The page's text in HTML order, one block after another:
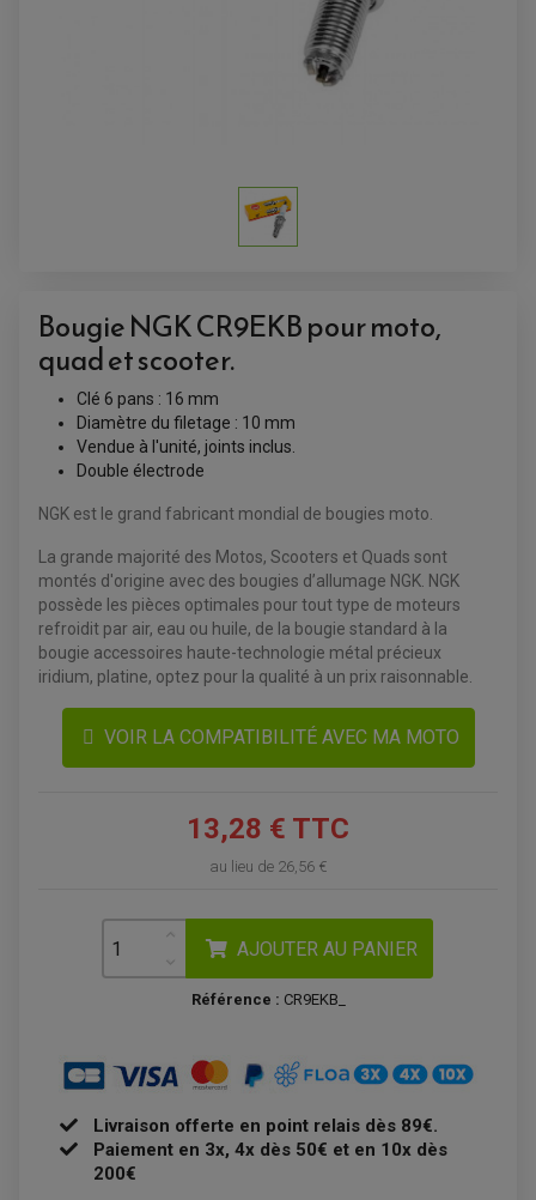
BAGAGERIE
BAGAGERIE SOUPLE
ACCESSOIRE GPS, SMARTPHONE
ACCESSOIRES QUAD
ACCESSOIRES ANODISES POUR QUAD
KIT DÉCO QUAD / SSV
KIT POIGNÉE DE GAZ QUAD
POIGNÉE QUAD
PROTÈGE-MAINS
PONTETS / REHAUSSES DE GUIDON
BAGAGERIE / TREUIL / ATTELAGE
COFFRE / TOP CASE QUAD
ÉCHAPPEMENT QUAD
ÉQUIPEMENT ÉLECTRIQUE
PLAQUE PHARE
COMPTEUR D'HEURE
DÉMARREUR
CONDENSATEUR
Bougie NGK CR9EKB pour moto,
quad et scooter.
Clé 6 pans : 16 mm
Diamètre du filetage : 10 mm
Vendue à l'unité, joints inclus.
Double électrode
NGK est le grand fabricant mondial de bougies moto.
La grande majorité des Motos, Scooters et Quads sont
montés d'origine avec des bougies d’allumage NGK. NGK
possède les pièces optimales pour tout type de moteurs
refroidit par air, eau ou huile, de la bougie standard à la
bougie accessoires haute-technologie métal précieux
iridium, platine, optez pour la qualité à un prix raisonnable.
VOIR LA COMPATIBILITÉ AVEC MA MOTO
13,28 € TTC
au lieu de 26,56 €
AJOUTER AU PANIER
Référence : CR9EKB_
Livraison offerte en point relais dès 89€.
Paiement en 3x, 4x dès 50€ et en 10x dès
200€